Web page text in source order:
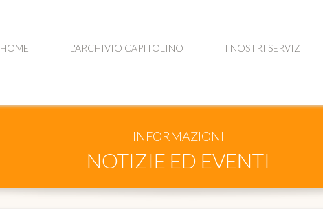
HOME L'ARCHIVIO CAPITOLINO I NOSTRI SERVIZI
INFORMAZIONI
NOTIZIE ED EVENTI